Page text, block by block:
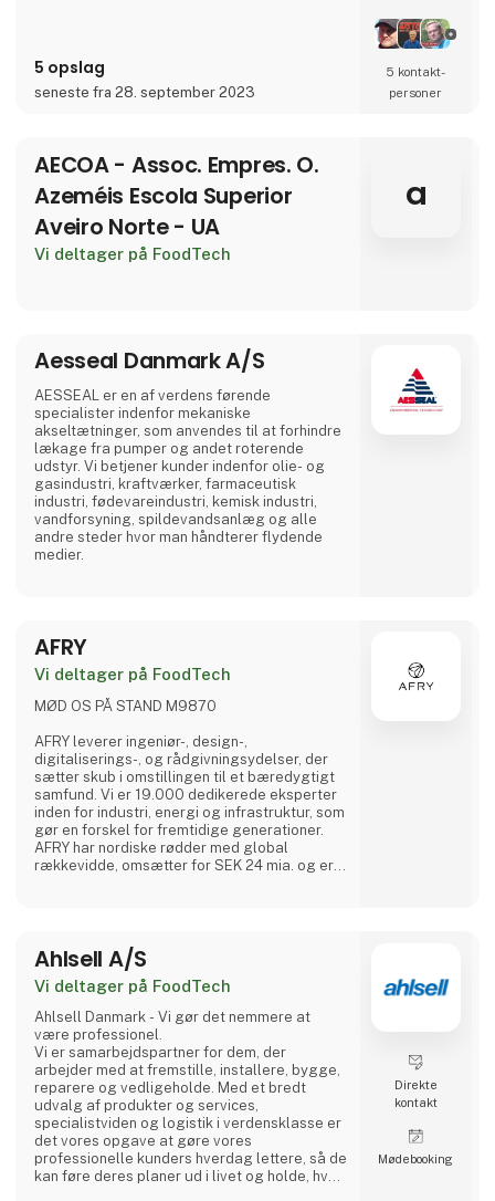
5 opslag
seneste fra 28. september 2023
5 kontakt­
personer
AECOA - Assoc. Empres. O.
Azeméis Escola Superior
Aveiro Norte - UA
Vi deltager på FoodTech
a
Aesseal Danmark A/S
AESSEAL er en af verdens førende
specialister indenfor mekaniske
akseltætninger, som anvendes til at forhindre
lækage fra pumper og andet roterende
udstyr. Vi betjener kunder indenfor olie- og
gasindustri, kraftværker, farmaceutisk
industri, fødevareindustri, kemisk industri,
vandforsyning, spildevandsanlæg og alle
andre steder hvor man håndterer flydende
medier.
AFRY
Vi deltager på FoodTech
MØD OS PÅ STAND M9870
AFRY leverer ingeniør-, design-,
digitaliserings-, og rådgivningsydelser, der
sætter skub i omstillingen til et bæredygtigt
samfund. Vi er 19.000 dedikerede eksperter
inden for industri, energi og infrastruktur, som
gør en forskel for fremtidige generationer.
AFRY har nordiske rødder med global
rækkevidde, omsætter for SEK 24 mia. og er
Ahlsell A/S
Vi deltager på FoodTech
Ahlsell Danmark - Vi gør det nemmere at
være professionel.
Vi er samarbejdspartner for dem, der
arbejder med at fremstille, installere, bygge,
reparere og vedligeholde. Med et bredt
udvalg af produkter og services,
specialistviden og logistik i verdensklasse er
det vores opgave at gøre vores
professionelle kunders hverdag lettere, så de
kan føre deres planer ud i livet og holde, hvad
Direkte
kontakt
Møde­booking